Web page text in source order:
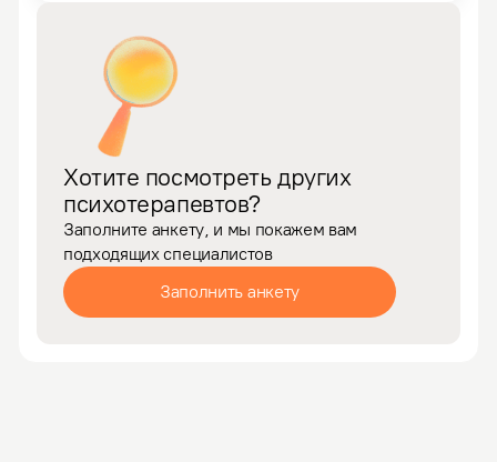
Хотите посмотреть других
психотерапевтов?
Заполните анкету, и мы покажем вам
подходящих специалистов
Заполнить анкету